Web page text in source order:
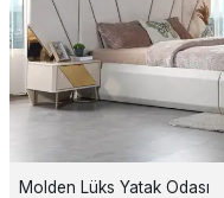
Molden Lüks Yatak Odası